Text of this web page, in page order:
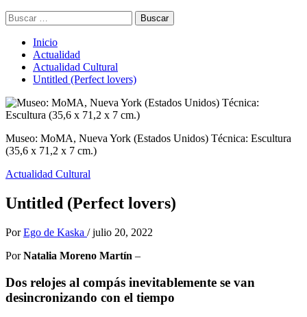
Buscar:
Inicio
Actualidad
Actualidad Cultural
Untitled (Perfect lovers)
Museo: MoMA, Nueva York (Estados Unidos) Técnica: Escultura
(35,6 x 71,2 x 7 cm.)
Actualidad Cultural
Untitled (Perfect lovers)
Por Ego de Kaska / julio 20, 2022
PorNatalia Moreno Martín –
Dos relojes al compás inevitablemente se van
desincronizando con el tiempo